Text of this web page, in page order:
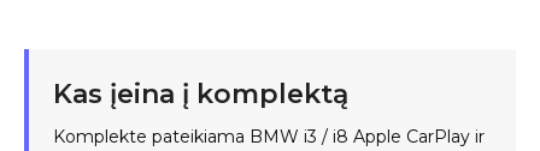
Kas įeina į komplektą
Komplekte pateikiama BMW i3 / i8 Apple CarPlay ir